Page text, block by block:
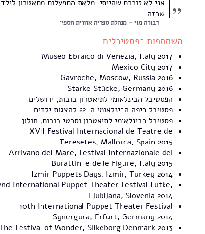
אני לא זוכרת שהייתי מלאת התפעלות מתאטרון
שכזה
דבורה מוי - מנהלת ספריה אזורית חספין
השתתפות בפסטיבלים
Museo Ebraico di Venezia, Italy 2017
Mexico City 2017
Gavroche, Moscow, Russia 2016
Starke Stücke, Germany 2016
הפסטיבל הבינלאומי לתיאטרון בובות, ירושלים
פסטיבל חיפה הבינלאומי ה-22 להצגות ילדים
פסטיבל הבינלאומי לתיאטרון וסרטי בובות, חולון
XVII Festival Internacional de Teatre de
Teresetes, Mallorca, Spain 2015
Arrivano del Mare, Festival Internazionale dei
Burattini e delle Figure, Italy 2015
Izmir Puppets Days, Izmir, Turkey 2014
International Puppet Theater Festival Lutke,
Ljubljana, Slovenia 2014
10th International Puppet Theater Festival
Synergura, Erfurt, Germany 2014
Festival of Wonder, Silkeborg Denmark 2013